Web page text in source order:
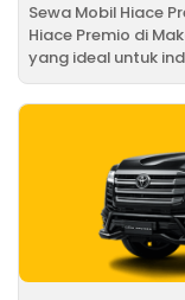
Sewa Mobil Hiace
Hiace Premio di
yang ideal untuk